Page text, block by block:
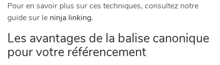
Pour en savoir plus sur ces techniques, consultez notre
guide sur le ninja linking.
Les avantages de la balise canonique
pour votre référencement